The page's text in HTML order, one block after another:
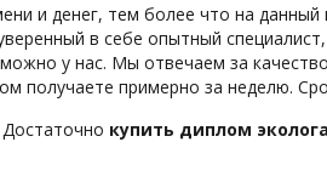
и денег, тем более что на
в себе опытный
можно у нас. Мы отвечаем за
получаете примерно за неделю.
Достаточно купить диплом эколога